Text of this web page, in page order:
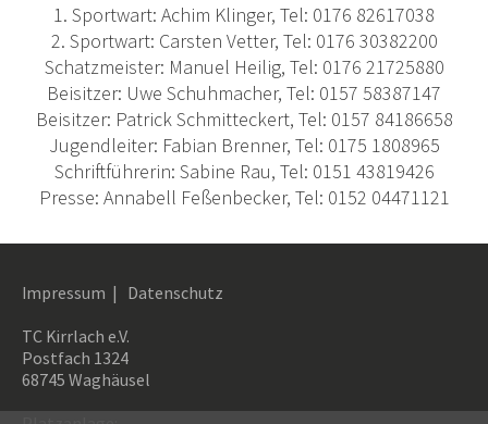
1. Sportwart: Achim Klinger, Tel: 0176 82617038
2. Sportwart: Carsten Vetter, Tel: 0176 30382200
Schatzmeister: Manuel Heilig, Tel: 0176 21725880
Beisitzer: Uwe Schuhmacher, Tel: 0157 58387147
Beisitzer: Patrick Schmitteckert, Tel: 0157 84186658
Jugendleiter: Fabian Brenner, Tel: 0175 1808965
Schriftführerin: Sabine Rau, Tel: 0151 43819426
Presse: Annabell Feßenbecker, Tel: 0152 04471121
Impressum | Datenschutz
TC Kirrlach e.V.
Postfach 1324
68745 Waghäusel